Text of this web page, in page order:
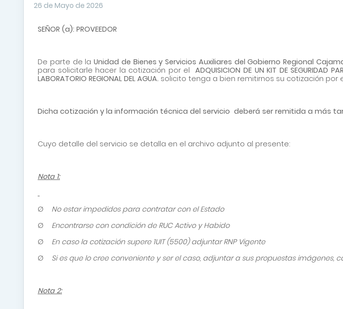
26 de Mayo de 2026
SEÑOR (a): PROVEEDOR
De parte de laUnidad de Bienes y Servicios Auxiliares del Gobierno Regional
para solicitarle hacer la cotización por el
ADQUISICION DE UN KIT DE SEGURIDAD
LABORATORIO REGIONAL DEL AGUA. solicito tenga a bien remitirnos su cotización por
Dicha cotización y la información técnica del servicio deberá ser remitida a más
Cuyo detalle del servicio se detalla en el archivo adjunto al presente:
Nota 1:
Ø No estar impedidos para contratar con el Estado
Ø Encontrarse con condición de RUC Activo y Habido
Ø En caso la cotización supere 1UIT (5500) adjuntar RNP Vigente
Ø Si es que lo cree conveniente y ser el caso, adjuntar a sus propuestas imágenes,
Nota 2: